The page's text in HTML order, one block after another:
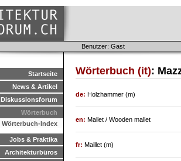
Benutzer: Gast
Startseite
News & Artikel
Diskussionsforum
Wörterbuch
Wörterbuch-Index
Jobs & Praktika
Architekturbüros
Wörterbuch (it):
de: Holzhammer (m)
en: Mallet / Wooden mallet
fr: Maillet (m)